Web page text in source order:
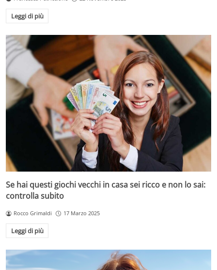
Leggi di più
Se hai questi giochi vecchi in casa sei ricco e non lo sai:
controlla subito
Rocco Grimaldi 17 Marzo 2025
Leggi di più